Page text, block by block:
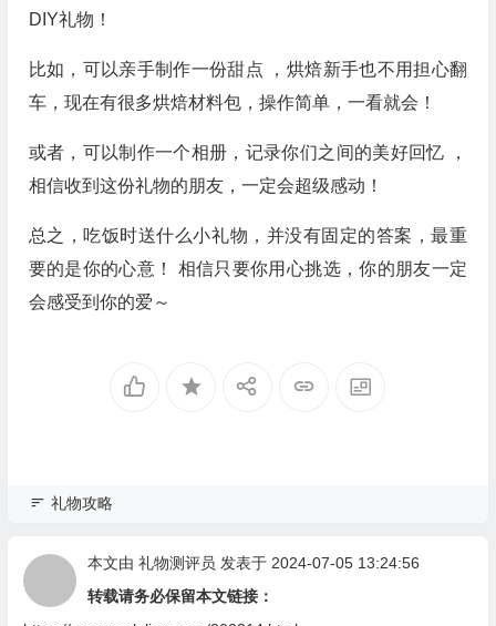
DIY礼物！
比如，可以亲手制作一份甜点 ，烘焙新手也不用担心翻
车，现在有很多烘焙材料包，操作简单，一看就会！
或者，可以制作一个相册，记录你们之间的美好回忆 ，
相信收到这份礼物的朋友，一定会超级感动！
总之，吃饭时送什么小礼物，并没有固定的答案，最重
要的是你的心意！ 相信只要你用心挑选，你的朋友一定
会感受到你的爱～
礼物攻略
本文由 礼物测评员 发表于 2024-07-05 13:24:56
转载请务必保留本文链接：